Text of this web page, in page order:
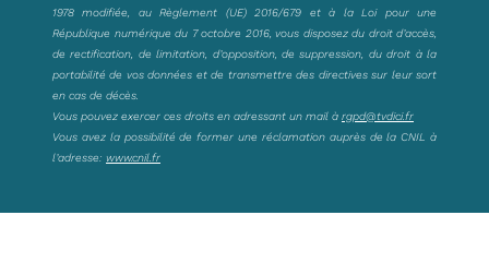
1978 modifiée, au Règlement (UE) 2016/679 et à la Loi pour une
République numérique du 7 octobre 2016, vous disposez du droit d’accès,
de rectification, de limitation, d’opposition, de suppression, du droit à la
portabilité de vos données et de transmettre des directives sur leur sort
en cas de décès.
Vous pouvez exercer ces droits en adressant un mail à rgpd@tvdici.fr
Vous avez la possibilité de former une réclamation auprès de la CNIL à
l’adresse: www.cnil.fr